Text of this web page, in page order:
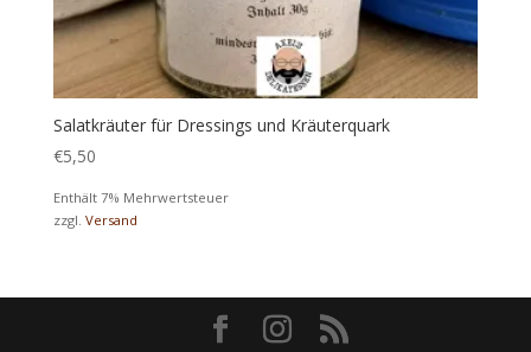
Salatkräuter für Dressings und Kräuterquark
€5,50
Enthält 7% Mehrwertsteuer
zzgl. Versand